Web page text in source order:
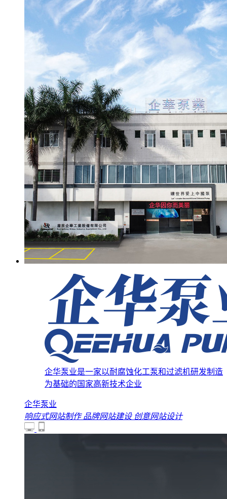
企华泵业是一家以耐腐蚀化工泵和过滤机研发制造
为基础的国家高新技术企业
企华泵业
响应式网站制作 品牌网站建设 创意网站设计